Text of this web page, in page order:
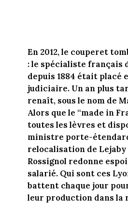
En 2012, le couperet
: le spécialiste français
depuis 1884 était placé
judiciaire. Un an plus
renaît, sous le nom de
Alors que le “made in
toutes les lèvres et
ministre porte-
relocalisation de Lejaby
Rossignol redonne
salarié. Qui sont ces
battent chaque jour
leur production dans la